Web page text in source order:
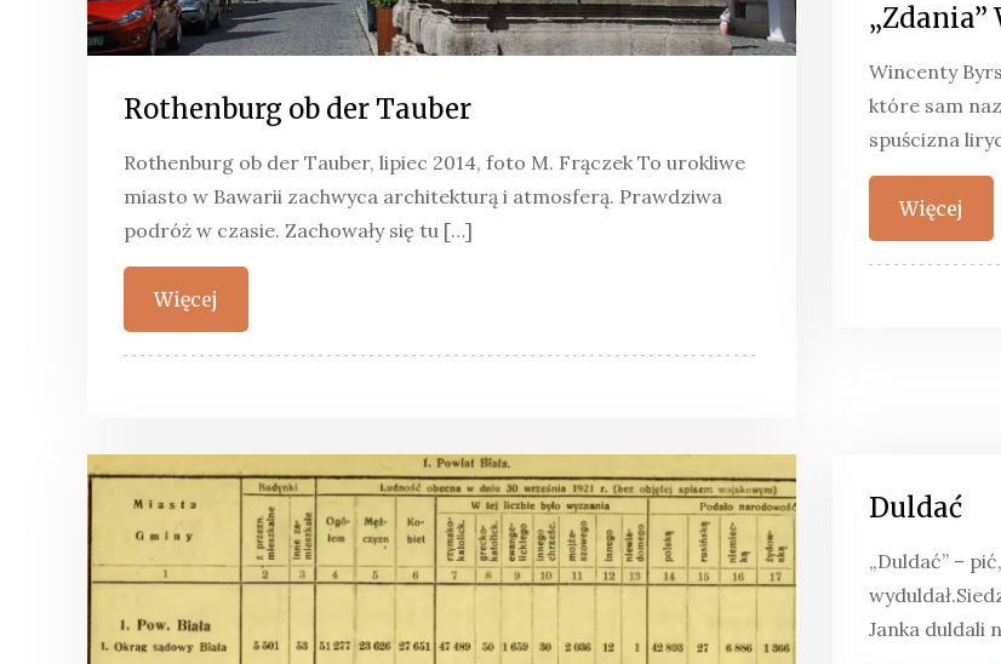
Rothenburg ob der Tauber
Rothenburg ob der Tauber, lipiec 2014, foto M. Frączek To urokliwe
miasto w Bawarii zachwyca architekturą i atmosferą. Prawdziwa
podróż w czasie. Zachowały się tu […]
Więcej
Wincenty
które sam
spuścizna
Więcej
Duldać
„Duldać” –
Janka duldali